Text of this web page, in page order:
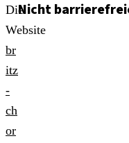
Die
Website
br
itz
-
ch
or
Nicht